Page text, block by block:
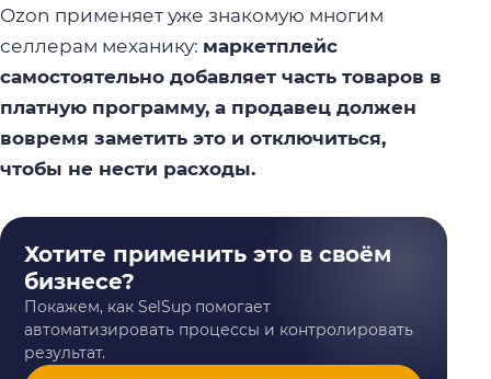
Ozon применяет уже знакомую многим
селлерам механику: маркетплейс
самостоятельно добавляет часть товаров в
платную программу, а продавец должен
вовремя заметить это и отключиться,
чтобы не нести расходы.
Хотите применить это в своём
бизнесе?
Покажем, как SelSup помогает
автоматизировать процессы и контролировать
результат.